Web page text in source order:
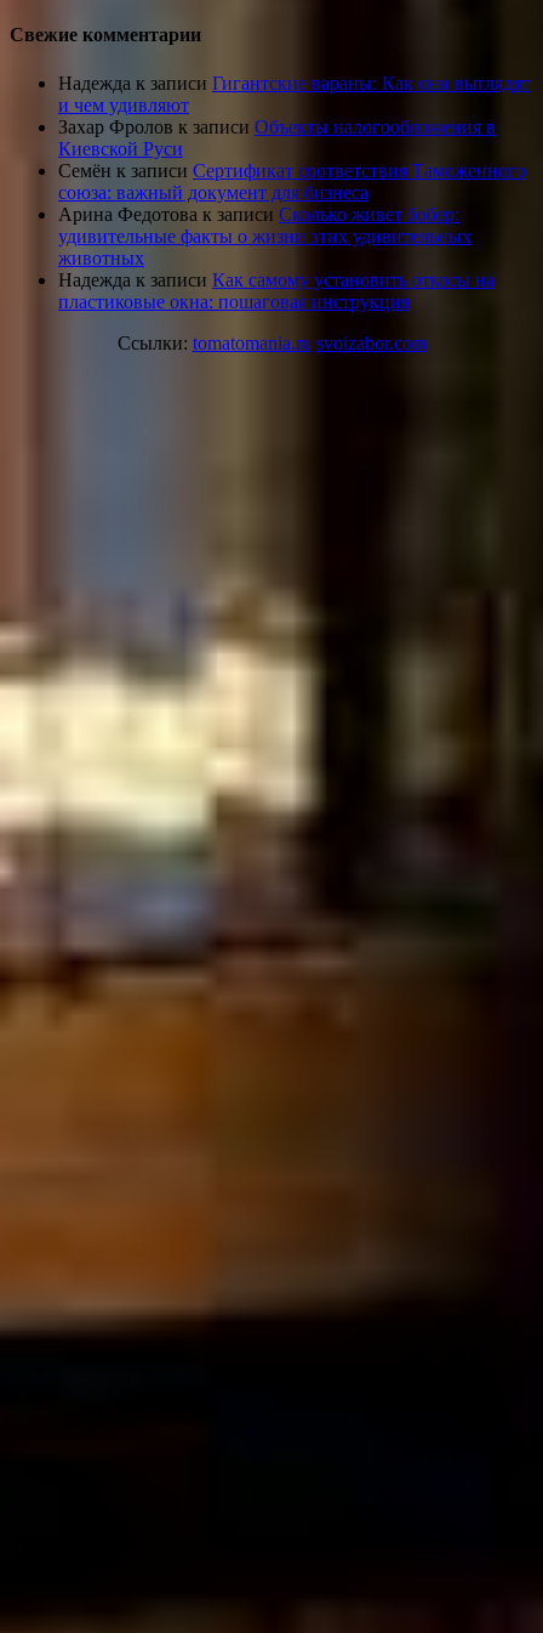
Свежие комментарии
Надежда к записи Гигантские вараны: Как они выглядят
и чем удивляют
Захар Фролов к записи Объекты налогообложения в
Киевской Руси
Семён к записи Сертификат соответствия Таможенного
союза: важный документ для бизнеса
Арина Федотова к записи Сколько живет бобер:
удивительные факты о жизни этих удивительных
животных
Надежда к записи Как самому установить откосы на
пластиковые окна: пошаговая инструкция
Ссылки: tomatomania.ru svoizabor.com